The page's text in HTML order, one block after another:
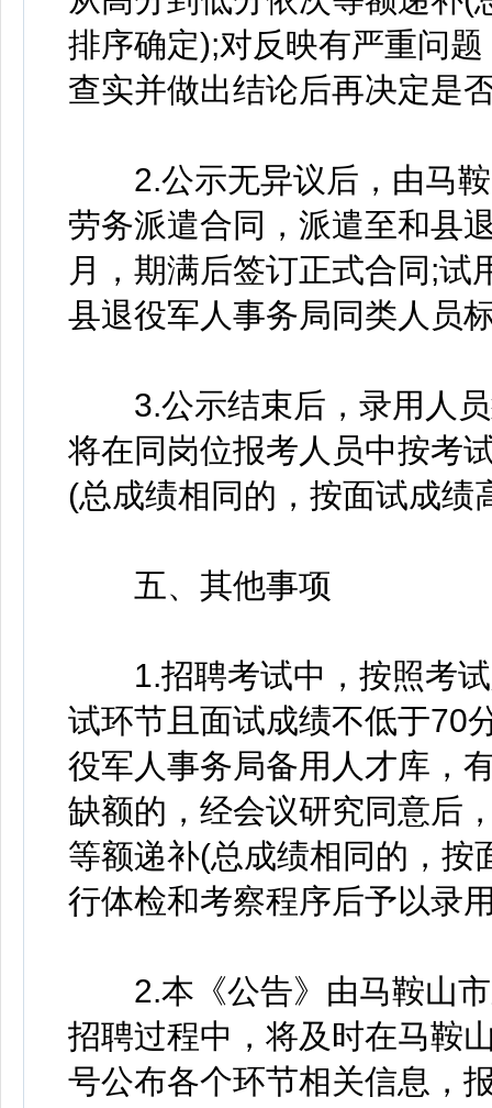
排序确定);对反映有严重问
查实并做出结论后再决定是
2.公示无异议后，由马鞍
劳务派遣合同，派遣至和县
月，期满后签订正式合同;
县退役军人事务局同类人员
3.公示结束后，录用人员
将在同岗位报考人员中按考
(总成绩相同的，按面试成绩
五、其他事项
1.招聘考试中，按照考试
试环节且面试成绩不低于70
役军人事务局备用人才库，
缺额的，经会议研究同意后
等额递补(总成绩相同的，按
行体检和考察程序后予以录
2.本《公告》由马鞍山市
招聘过程中，将及时在马鞍
号公布各个环节相关信息，